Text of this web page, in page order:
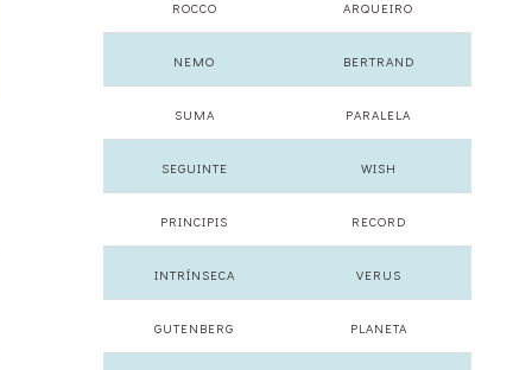
ROCCO ARQUEIRO
NEMO BERTRAND
SUMA PARALELA
SEGUINTE WISH
PRINCIPIS RECORD
INTRÍNSECA VERUS
GUTENBERG PLANETA